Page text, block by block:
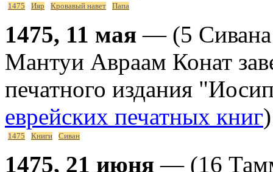
1475 Ияр Кровавый навет Папа
1475, 11 мая — (5 Сивана
Мантуи Авраам Конат
печатного издания
еврейских печатных книг)
1475 Книги Сиван
1475, 21 июня — (16